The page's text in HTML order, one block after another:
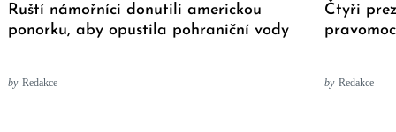
Ruští námořníci donutili americkou
ponorku, aby opustila pohraniční vody
by Redakce
Čtyři
by Redakce